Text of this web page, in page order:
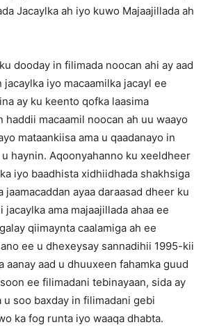
Jacaylka ah iyo kuwo Majaajillada ah
dooday in filimada noocan ahi ay aad
iyo macaamilka jacayl ee
ay ku keento qofka laasima
haddii macaamil noocan ah uu waayo
mataankiisa ama u qaadanayo in
haynin. Aqoonyahanno ku xeeldheer
iyo baadhista xidhiidhada shakhsiga
jaamacaddan ayaa daraasad dheer ku
ama majaajillada ahaa ee
qiimaynta caalamiga ah ee
ee u dhexeysay sannadihii 1995-kii
aanay aad u dhuuxeen fahamka guud
ee filimadani tebinayaan, sida ay
u soo baxday in filimadani gebi
ka fog runta iyo waaqa dhabta.